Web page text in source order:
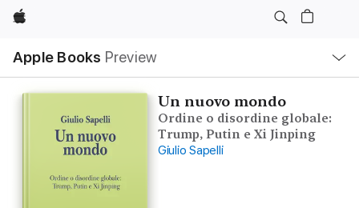
Apple
Apple Books Preview
Nav
Open
Menu
Un nuovo mondo
Ordine o disordine globale:
Trump, Putin e Xi Jinping
Giulio Sapelli